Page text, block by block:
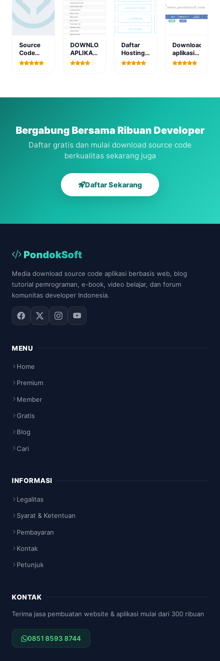
Source
Code
Aplikasi
Web
DOWNLOAD
APLIKASI
PENJADWALAN
Daftar
Hosting
Murah
Download
aplikasi
sistem
Bergabung Bersama Ribuan Developer
Daftar gratis dan mulai download source code
berkualitas sekarang juga
Daftar Sekarang
PondokSoft
Media download source code aplikasi berbasis web, blog
tutorial pemrograman, e-book, video belajar, dan forum
komunitas developer Indonesia.
MENU
Home
Premium
Member
Gratis
Blog
Cari
INFORMASI
Legalitas
Syarat & Ketentuan
Pembayaran
Kontak
Petunjuk
KONTAK
Terima jasa pembuatan website & aplikasi mulai dari 300 ribuan
0851 8593 8744